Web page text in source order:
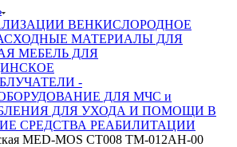
ВЕНКИСЛОРОДНОЕ
МАТЕРИАЛЫ ДЛЯ
МЕБЕЛЬ ДЛЯ
-
ДЛЯ МЧС и
ДЛЯ УХОДА И ПОМОЩИ В
СРЕДСТВА РЕАБИЛИТАЦИИ
MED-MOS СТ008 ТМ-012АН-00